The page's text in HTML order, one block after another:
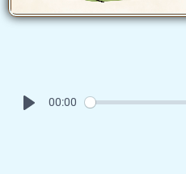
00:00